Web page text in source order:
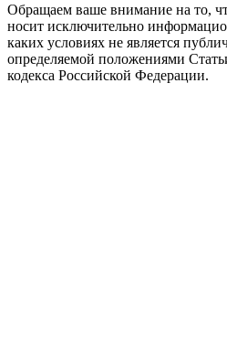
Обращаем ваше внимание на то,
носит исключительно
каких условиях не является
определяемой положениями
кодекса Российской Федерации.